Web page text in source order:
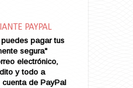
PAYPAL
pagar tus
segura"
electrónico,
y todo a
cuenta de PayPal